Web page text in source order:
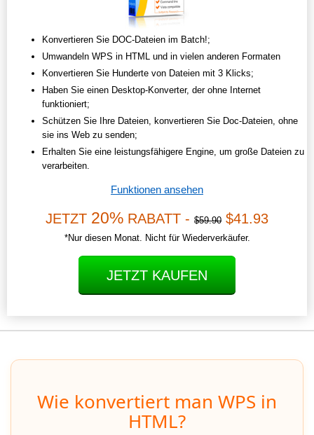
Konvertieren Sie DOC-Dateien im Batch!;
Umwandeln WPS in HTML und in vielen anderen Formaten
Konvertieren Sie Hunderte von Dateien mit 3 Klicks;
Haben Sie einen Desktop-Konverter, der ohne Internet
funktioniert;
Schützen Sie Ihre Dateien, konvertieren Sie Doc-Dateien, ohne
sie ins Web zu senden;
Erhalten Sie eine leistungsfähigere Engine, um große Dateien zu
verarbeiten.
Funktionen ansehen
JETZT 20% RABATT - $59.90 $41.93
*Nur diesen Monat. Nicht für Wiederverkäufer.
JETZT KAUFEN
Wie konvertiert man WPS in
HTML?